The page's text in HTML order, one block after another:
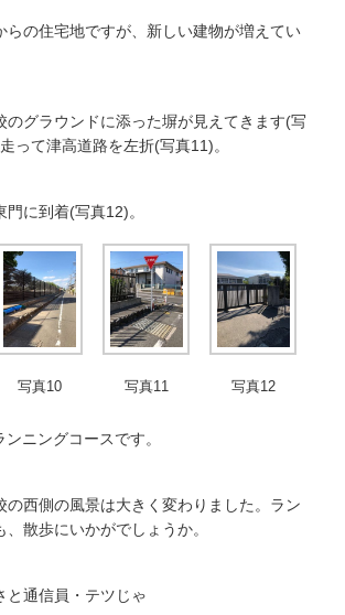
らの住宅地ですが、新しい建物が増えてい
のグラウンドに添った塀が見えてきます(写
って津高道路を左折(写真11)。
に到着(写真12)。
写真10 写真11 写真12
ニングコースです。
の西側の風景は大きく変わりました。ラン
散歩にいかがでしょうか。
と通信員・テツじゃ